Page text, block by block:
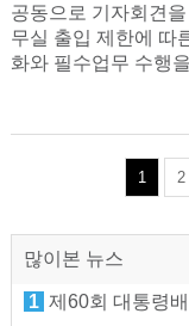
공동으로 기자회견
무실 출입 제한에 따
화와 필수업무 수행
1 2
많이본 뉴스
1 제60회 대통령